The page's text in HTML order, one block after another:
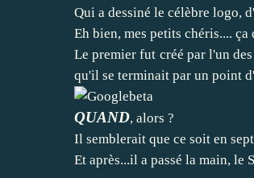
Qui a dessiné le célèbre logo,
Eh bien, mes petits chéris.... ça
Le premier fut créé par l'un
qu'il se terminait par un point
QUAND, alors ?
Il semblerait que ce soit en
Et après...il a passé la main, le